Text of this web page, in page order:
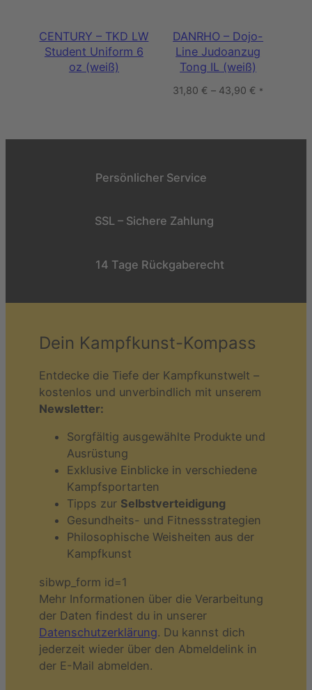
CENTURY – TKD LW
Student Uniform 6
oz (weiß)
DANRHO – Dojo-
Line Judoanzug
Tong IL (weiß)
31,80 € – 43,90 € *
Persönlicher Service
SSL – Sichere Zahlung
14 Tage Rückgaberecht
Dein Kampfkunst-Kompass
Entdecke die Tiefe der Kampfkunstwelt –
kostenlos und unverbindlich mit unserem
Newsletter:
Sorgfältig ausgewählte Produkte und
Ausrüstung
Exklusive Einblicke in verschiedene
Kampfsportarten
Tipps zur Selbstverteidigung
Gesundheits- und Fitnessstrategien
Philosophische Weisheiten aus der
Kampfkunst
sibwp_form id=1
Mehr Informationen über die Verarbeitung
der Daten findest du in unserer
Datenschutzerklärung. Du kannst dich
jederzeit wieder über den Abmeldelink in
der E-Mail abmelden.